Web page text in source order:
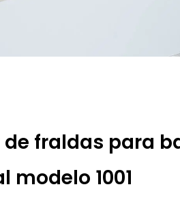
de fraldas para
modelo 1001